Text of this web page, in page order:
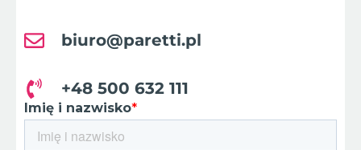
biuro@paretti.pl
+48 500 632 111